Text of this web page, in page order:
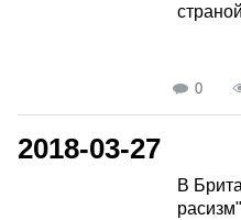
страной
0
2018-03-27
В
расизм"